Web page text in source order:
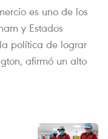
es uno de los
y Estados
política de lograr
afirmó un alto